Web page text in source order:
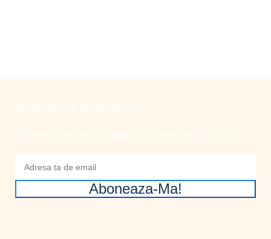
Aboneaza-Ma!